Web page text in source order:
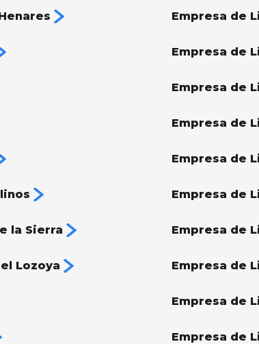
Empresa de
Empresa de
Empresa de
Empresa de
Empresa de
Empresa de
la Sierra Empresa de
Lozoya Empresa de
Empresa de
Empresa de